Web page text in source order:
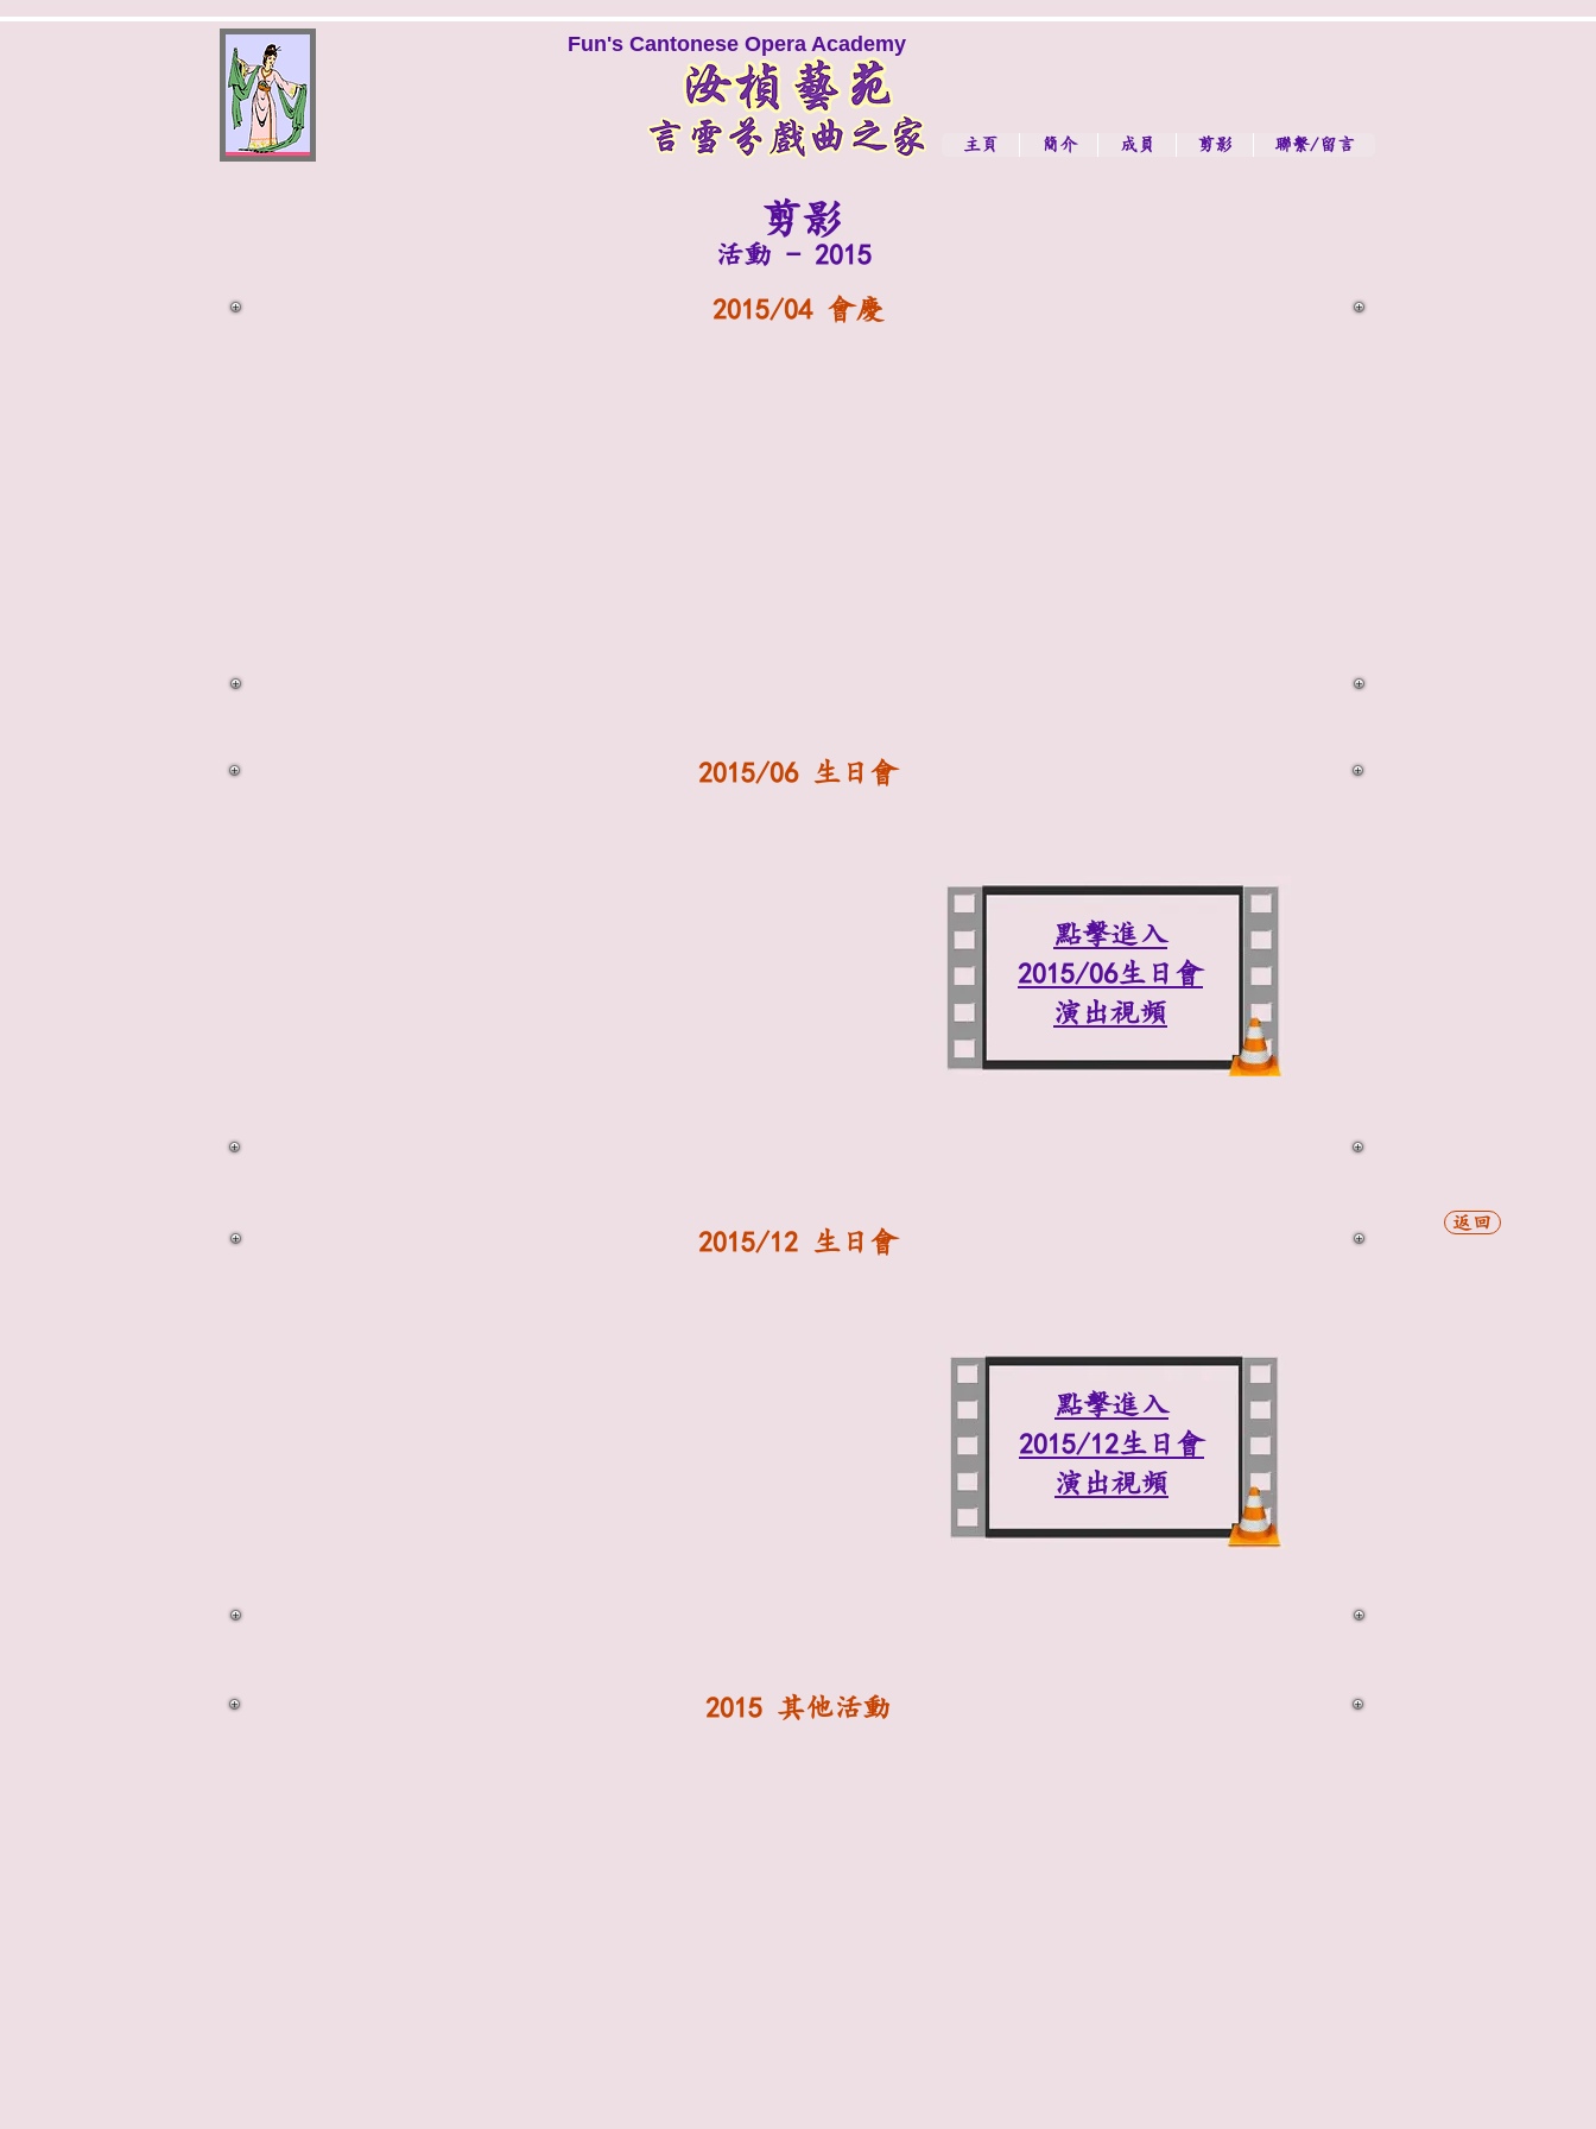
Fun's Cantonese Opera Academy
主頁 簡介 成員 剪影 聯繫/留言
返回
剪影
活動 - 2015
2015/04 會慶
點擊進入
2015/06生日會
演出視頻​
2015/06 生日會
點擊進入
2015/12生日會
演出視頻​
2015/12 生日會
2015 其他活動